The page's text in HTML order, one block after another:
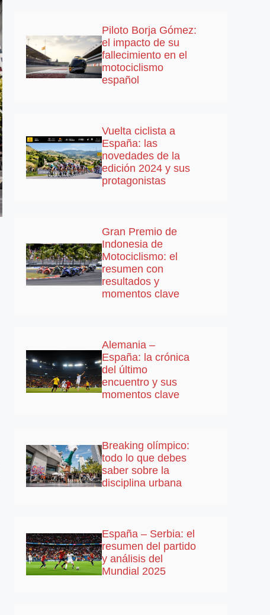
Piloto Borja Gómez:
el impacto de su
fallecimiento en el
motociclismo
español
Vuelta ciclista a
España: las
novedades de la
edición 2024 y sus
protagonistas
Gran Premio de
Indonesia de
Motociclismo: el
resumen con
resultados y
momentos clave
Alemania –
España: la crónica
del último
encuentro y sus
momentos clave
Breaking olímpico:
todo lo que debes
saber sobre la
disciplina urbana
España – Serbia: el
resumen del partido
y análisis del
Mundial 2025